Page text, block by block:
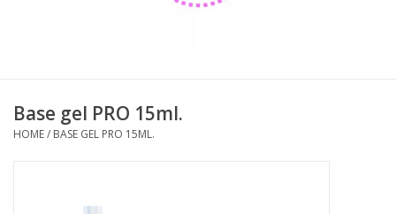
Acrylpoeder
Base gel PRO 15ml.
HOME/ BASE GEL PRO 15ML.